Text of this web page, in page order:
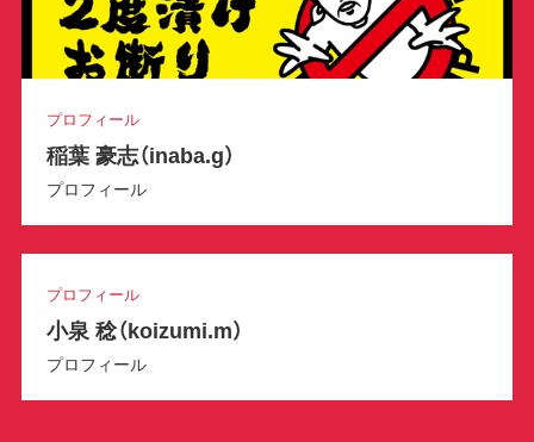
プロフィール
稲葉 豪志（inaba.g）
プロフィール
プロフィール
小泉 稔（koizumi.m）
プロフィール